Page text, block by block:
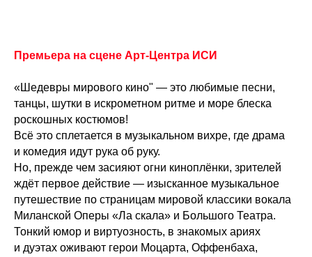
Премьера на сцене Арт-Центра ИСИ
«Шедевры мирового кино" — это любимые песни,
танцы, шутки в искрометном ритме и море блеска
роскошных костюмов!
Всё это сплетается в музыкальном вихре, где драма
и комедия идут рука об руку.
Но, прежде чем засияют огни киноплёнки, зрителей
ждёт первое действие — изысканное музыкальное
путешествие по страницам мировой классики вокала
Миланской Оперы «Ла скала» и Большого Театра.
Тонкий юмор и виртуозность, в знакомых ариях
и дуэтах оживают герои Моцарта, Оффенбаха,